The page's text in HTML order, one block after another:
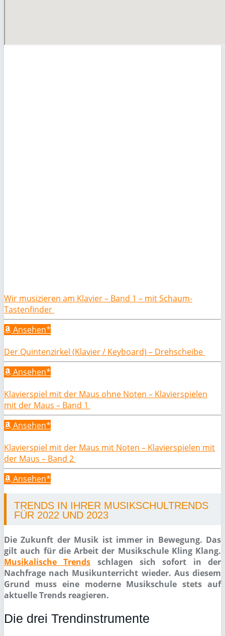
Wir musizieren am Klavier – Band 1 – mit Schaum-
Tastenfinder
Ansehen*
Der Quintenzirkel (Klavier / Keyboard) – Drehscheibe
Ansehen*
Klavierspiel mit der Maus ohne Noten – Klavierspielen
mit der Maus – Band 1
Ansehen*
Klavierspiel mit der Maus mit Noten – Klavierspielen mit
der Maus – Band 2
Ansehen*
TRENDS IN IHRER MUSIKSCHULTRENDS
FÜR 2022 UND 2023
Die Zukunft der Musik ist immer in Bewegung. Das
gilt auch für die Arbeit der Musikschule Kling Klang.
Musikalische Trends schlagen sich sofort in der
Nachfrage nach Musikunterricht wieder. Aus diesem
Grund muss eine moderne Musikschule stets auf
aktuelle Trends reagieren.
Die drei Trendinstrumente